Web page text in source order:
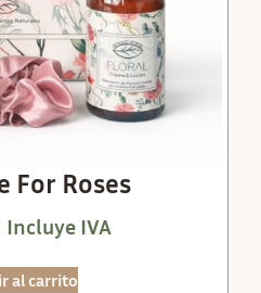
For Roses
Incluye IVA
al carrito